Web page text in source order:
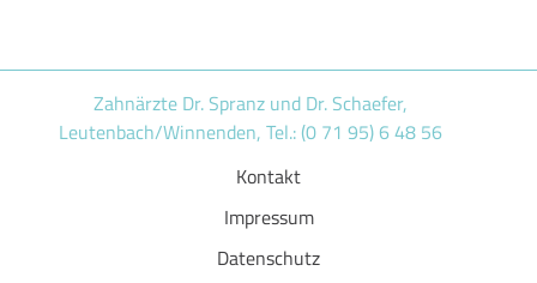
Zahnärzte Dr. Spranz und Dr. Schaefer,
Leutenbach/Winnenden, Tel.: (0 71 95) 6 48 56
Kontakt
Impressum
Datenschutz